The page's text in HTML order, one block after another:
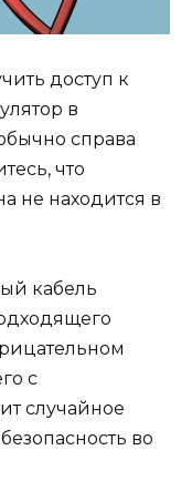
доступ к
в
справа
что
не находится в
кабель
с
случайное
во